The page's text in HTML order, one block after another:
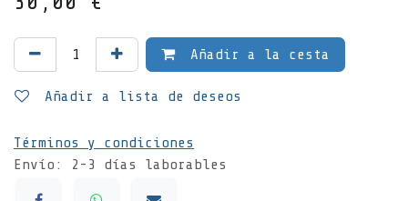
Añadir a la cesta
Añadir a lista de deseos
Términos y condiciones
Envío: 2-3 días laborables